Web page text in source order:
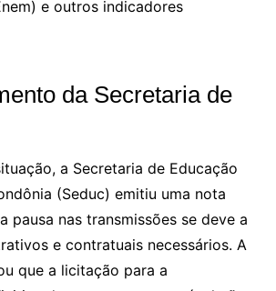
e outros indicadores
da Secretaria de
a Secretaria de Educação
(Seduc) emitiu uma nota
pausa nas transmissões se deve a
e contratuais necessários. A
que a licitação para a